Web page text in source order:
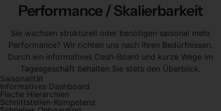
Performance / Skalierbarkeit
Sie wachsen strukturell oder benötigen saisonal mehr
Performance? Wir richten uns nach Ihren Bedürfnissen.
Durch ein informatives Dash-Board und kurze Wege im
Tagesgeschäft behalten Sie stets den Überblick.
Saisonalität
Informatives Dashboard
Flache Hierarchien
Schnittstellen-Kompetenz